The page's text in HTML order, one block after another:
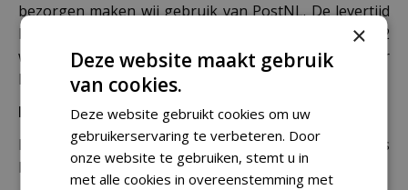
bezorgen maken wij gebruik van PostNL. De levertijd
bedraagt doorgaans tussen de 1 en 2
werkdagen. Deze bezorgtijd geldt zowel voor
Nederland als België.
Bezorgkosten Nederland:
Bestellingen van € 49,95 of meer verzenden wij gratis
binnen Nederland.
×
Deze website maakt gebruik
van cookies.
Deze website gebruikt cookies om uw
gebruikerservaring te verbeteren. Door
onze website te gebruiken, stemt u in
met alle cookies in overeenstemming met